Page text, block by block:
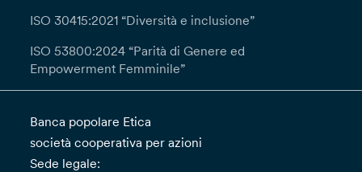
ISO 30415:2021 “Diversità e inclusione”
ISO 53800:2024 “Parità di Genere ed
Empowerment Femminile”
Banca popolare Etica
società cooperativa per azioni
Sede legale: